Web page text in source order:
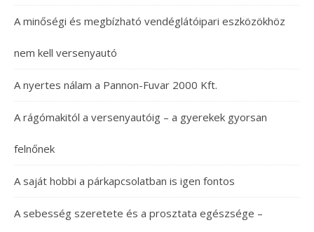
A minőségi és megbízható vendéglátóipari eszközökhöz
nem kell versenyautó
A nyertes nálam a Pannon-Fuvar 2000 Kft.
A rágómakitól a versenyautóig – a gyerekek gyorsan
felnőnek
A saját hobbi a párkapcsolatban is igen fontos
A sebesség szeretete és a prosztata egészsége –